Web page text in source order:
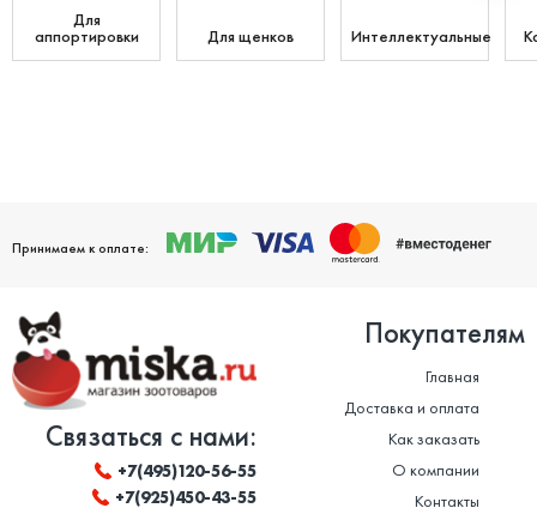
Для
аппортировки Для щенков Интеллектуальные
Принимаем к оплате:
Связаться с нами:
+7(495)120-56-55
+7(925)450-43-55
Покупателям
Главная
Доставка и оплата
Как заказать
О компании
Контакты